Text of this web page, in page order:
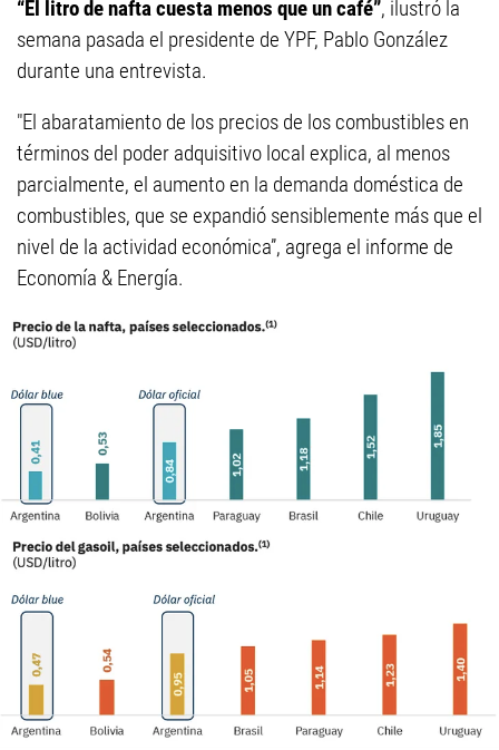
“El litro de nafta cuesta menos que un café”, ilustró la
semana pasada el presidente de YPF, Pablo González
durante una entrevista.
"El abaratamiento de los precios de los combustibles en
términos del poder adquisitivo local explica, al menos
parcialmente, el aumento en la demanda doméstica de
combustibles, que se expandió sensiblemente más que el
nivel de la actividad económica”, agrega el informe de
Economía & Energía.